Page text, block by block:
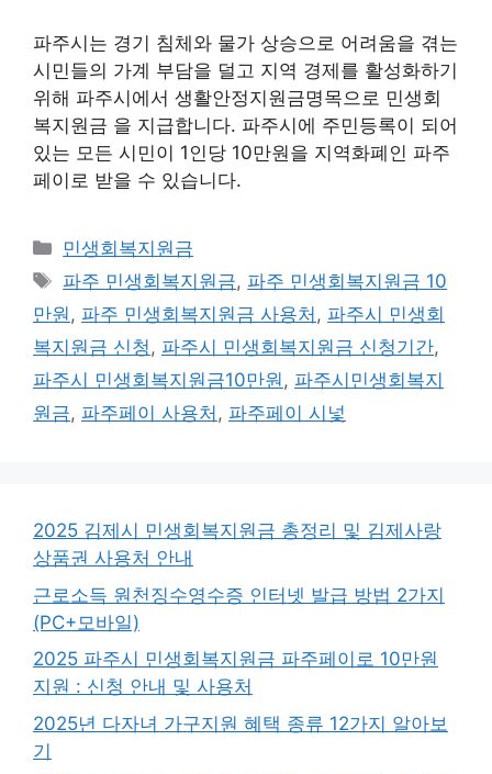
파주시는 경기 침체와 물가 상승으로 어려움을 겪는
시민들의 가계 부담을 덜고 지역 경제를 활성화하기
위해 파주시에서 생활안정지원금명목으로 민생회
복지원금 을 지급합니다. 파주시에 주민등록이 되어
있는 모든 시민이 1인당 10만원을 지역화폐인 파주
페이로 받을 수 있습니다.
카
테
리
민생회복지원금
태
그
파주 민생회복지원금, 파주 민생회복지원금 10
만원, 파주 민생회복지원금 사용처 , 파주시 민생회
복지원금 신청, 파주시 민생회복지원금 신청기간,
파주시 민생회복지원금10만원, 파주시민생회복지
원금, 파주페이 사용처 , 파주페이 시넟
2025 김제시 민생회복지원금 총정리 및 김제사랑
상품권 사용처 안내
근로소득 원천징수영수증 인터넷 발급 방법 2가지
(PC+모바일)
2025 파주시 민생회복지원금 파주페이로 10만원
지원 : 신청 안내 및 사용처
2025년 다자녀 가구지원 혜택 종류 12가지 알아보
기